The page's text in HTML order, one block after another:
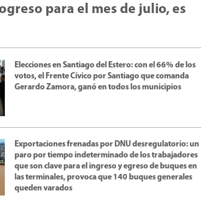
para el mes de julio, es
Elecciones en Santiago del Estero: con el 66% de los
votos, el Frente Cívico por Santiago que comanda
Gerardo Zamora, ganó en todos los municipios
Exportaciones frenadas por DNU desregulatorio: un
paro por tiempo indeterminado de los trabajadores
que son clave para el ingreso y egreso de buques en
las terminales, provoca que 140 buques generales
queden varados